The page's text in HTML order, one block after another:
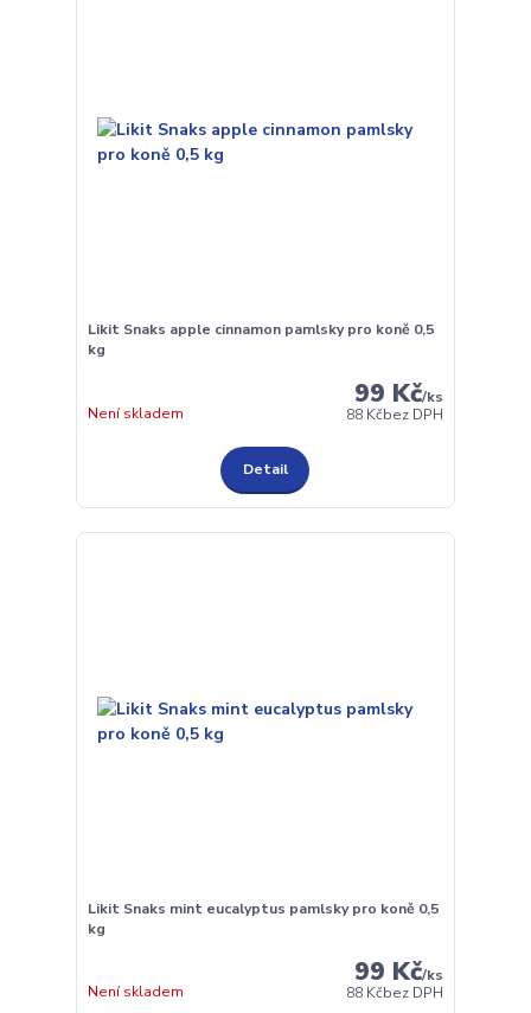
Likit Snaks apple cinnamon pamlsky pro koně 0,5
kg
99 Kč/ks
88 Kčbez DPH
Není skladem
Detail
Likit Snaks mint eucalyptus pamlsky pro koně 0,5
kg
99 Kč/ks
88 Kčbez DPH
Není skladem